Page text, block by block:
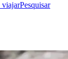
viajarPesquisar